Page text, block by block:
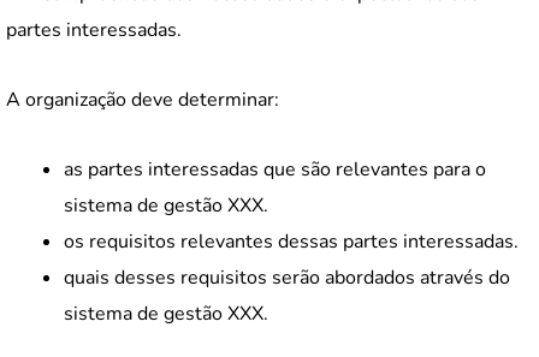
partes interessadas.
A organização deve determinar:
as partes interessadas que são relevantes para o
sistema de gestão XXX.
os requisitos relevantes dessas partes interessadas.
quais desses requisitos serão abordados através do
sistema de gestão XXX.